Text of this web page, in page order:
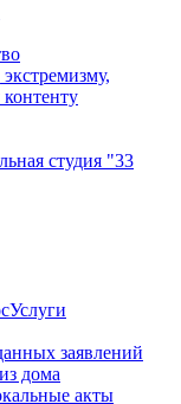
студия "33
заявлений
дома
акты